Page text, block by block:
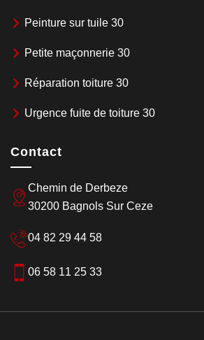
Peinture sur tuile 30
Petite maçonnerie 30
Réparation toiture 30
Urgence fuite de toiture 30
Contact
Chemin de Derbeze
30200 Bagnols Sur Ceze
04 82 29 44 58
06 58 11 25 33